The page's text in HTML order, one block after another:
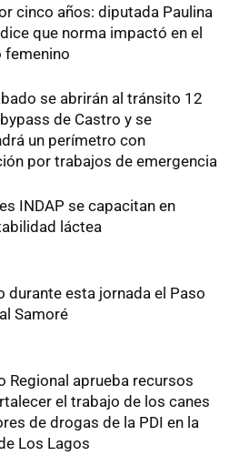
cinco años: diputada Paulina
que norma impactó en el
femenino
se abrirán al tránsito 12
de Castro y se
un perímetro con
por trabajos de emergencia
INDAP se capacitan en
láctea
durante esta jornada el Paso
Samoré
Regional aprueba recursos
el trabajo de los canes
de drogas de la PDI en la
Los Lagos